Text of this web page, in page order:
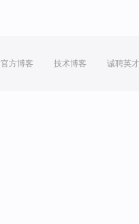
官方博客 技术博客 诚聘英才